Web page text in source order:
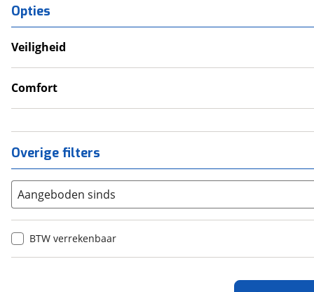
Opties
Veiligheid
Valbeugel
Comfort
Overige filters
Aangeboden sinds
BTW verrekenbaar